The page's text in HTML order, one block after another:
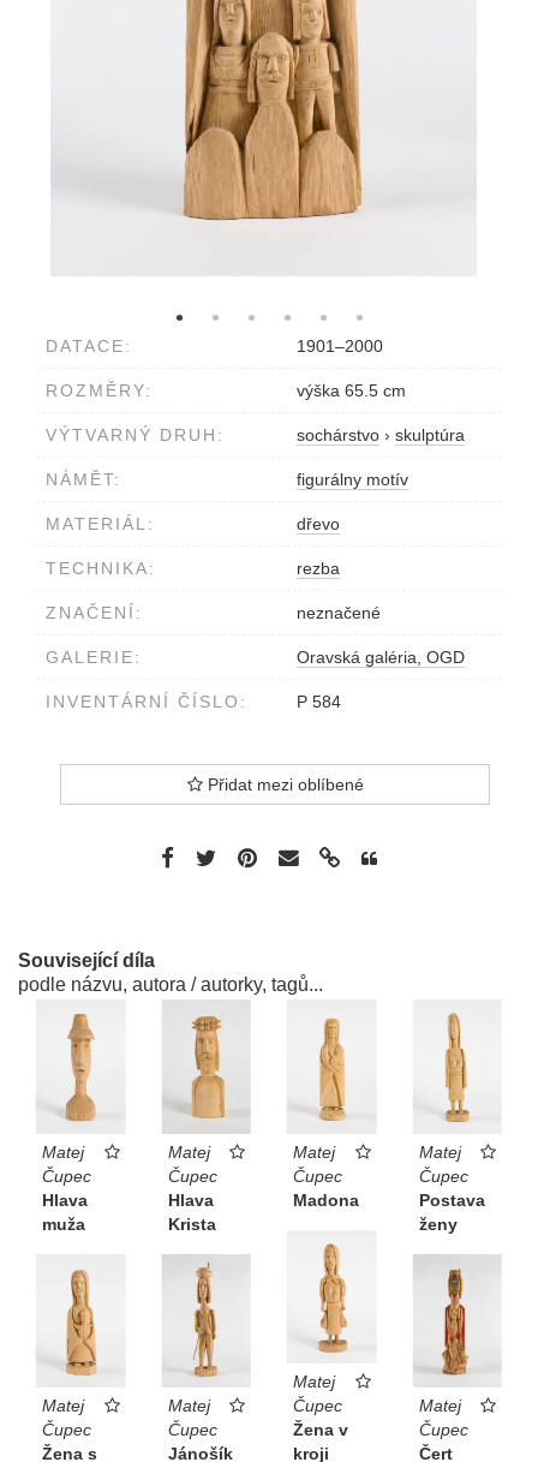
DATACE: 1901–2000
ROZMĚRY: výška 65.5 cm
VÝTVARNÝ DRUH: sochárstvo › skulptúra
NÁMĚT: figurálny motív
MATERIÁL: dřevo
TECHNIKA: rezba
ZNAČENÍ: neznačené
GALERIE: Oravská galéria, OGD
INVENTÁRNÍ ČÍSLO: P 584
Přidat mezi oblíbené
Související díla
podle názvu, autora / autorky, tagů...
Matej
Čupec
Hlava
muža
Matej
Čupec
Hlava
Krista
Matej
Čupec
Madona
Matej
Čupec
Postava
ženy
Matej
Čupec
Žena v
kroji
Matej
Čupec
Žena s
Matej
Čupec
Jánošík
Matej
Čupec
Čert